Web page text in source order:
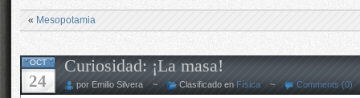
« Mesopotamia
OCT
24
Curiosidad: ¡La masa!
por Emilio Silvera ~ Clasificado en Física~ Comments (0)